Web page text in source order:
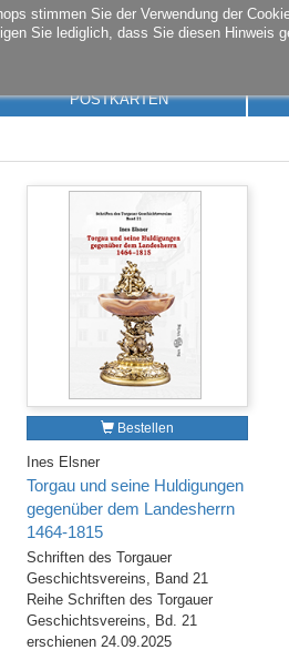
stimmen Sie der Verwendung der
Sie lediglich, dass Sie diesen Hinweis
POSTKARTEN
Bestellen
Ines Elsner
Torgau und seine Huldigungen
gegenüber dem Landesherrn
1464-1815
Schriften des Torgauer
Geschichtsvereins, Band 21
Reihe Schriften des Torgauer
Geschichtsvereins, Bd. 21
erschienen 24.09.2025